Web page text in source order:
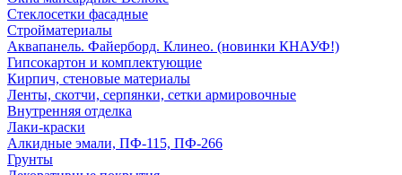
Стеклосетки фасадные
Стройматериалы
Аквапанель. Файерборд. Клинео. (новинки КНАУФ!)
Гипсокартон и комплектующие
Кирпич, стеновые материалы
Ленты, скотчи, серпянки, сетки армировочные
Внутренняя отделка
Лаки-краски
Алкидные эмали, ПФ-115, ПФ-266
Грунты